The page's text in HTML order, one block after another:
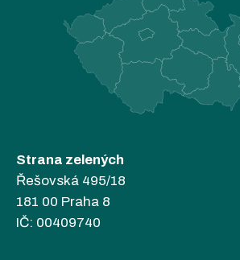
Strana zelených
Řešovská 495/18
181 00 Praha 8
IČ: 00409740